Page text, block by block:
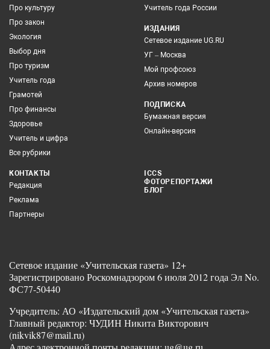
Про культуру
Про закон
Экология
Выбор дня
Про туризм
Учитель года
Грамотей
Про финансы
Здоровье
Учитель и цифра
Все рубрики
Учитель года России
ИЗДАНИЯ
Сетевое издание UG.RU
УГ – Москва
Мой профсоюз
Архив номеров
ПОДПИСКА
Бумажная версия
Онлайн-версия
КОНТАКТЫ
Редакция
Реклама
Партнеры
ICCS
ФОТОРЕПОРТАЖИ
БЛОГ
Сетевое издание «Учительская газета» 12+
Зарегистрировано Роскомнадзором 6 июля 2012 года Эл No.
ФС77-50440
Учредитель: АО «Издательский дом «Учительская газета»
Главный редактор: ЧУДИН Никита Викторович
(nikvik87@mail.ru)